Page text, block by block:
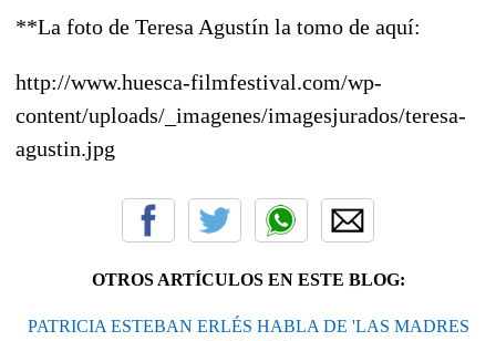
**La foto de Teresa Agustín la tomo de aquí:
http://www.huesca-filmfestival.com/wp-
content/uploads/_imagenes/imagesjurados/teresa-
agustin.jpg
OTROS ARTÍCULOS EN ESTE BLOG:
PATRICIA ESTEBAN ERLÉS HABLA DE 'LAS MADRES